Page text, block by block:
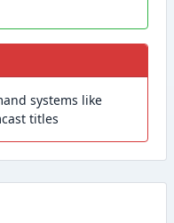
systems like
titles